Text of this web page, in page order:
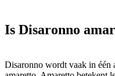
Is Disaronno
Disaronno wordt vaak in één